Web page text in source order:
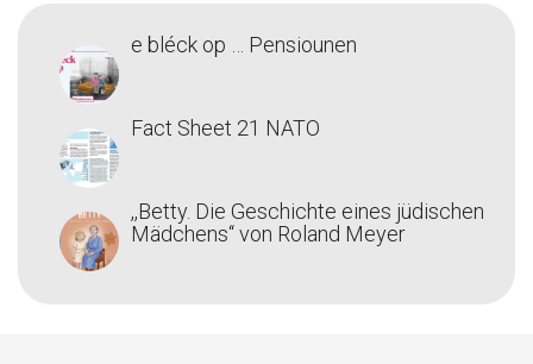
e bléck op … Pensiounen
Fact Sheet 21 NATO
,,Betty. Die Geschichte eines jüdischen
Mädchens‘‘ von Roland Meyer